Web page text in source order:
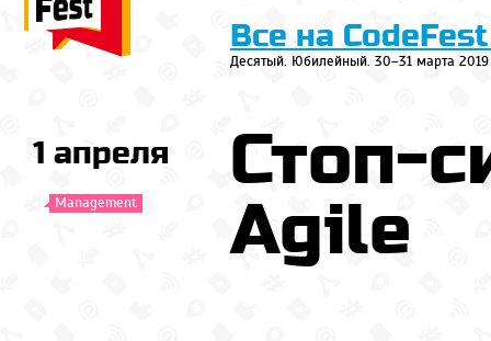
Все на
Десятый. Юбилейный. 30–31 марта 2019
1 апреля
Management
Стоп-
Agile